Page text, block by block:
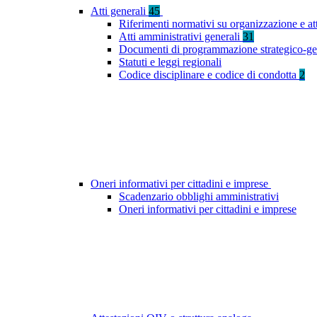
Atti generali 45
Riferimenti normativi su organizzazione e
Atti amministrativi generali 31
Documenti di programmazione strategico-
Statuti e leggi regionali
Codice disciplinare e codice di condotta 2
Oneri informativi per cittadini e imprese
Scadenzario obblighi amministrativi
Oneri informativi per cittadini e imprese